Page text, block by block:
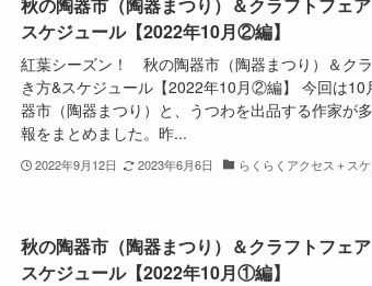
スケジュール【2022年10月②編】
紅葉シーズン！ 秋の陶器市（陶器まつり）＆ク
き方&スケジュール【2022年10月②編】 今回は10
器市（陶器まつり）と、うつわを出品する作家が
報をまとめました。昨...
2022年9月12日 2023年6月6日 らくらくアクセス＋ス
秋の陶器市（陶器まつり）＆クラフトフェ
スケジュール【2022年10月①編】